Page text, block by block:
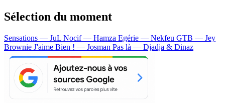
Sélection du moment
Sensations — JuL Nocif — Hamza Egérie — Nekfeu GTB — Jey
Brownie J'aime Bien ! — Josman Pas là — Djadja & Dinaz